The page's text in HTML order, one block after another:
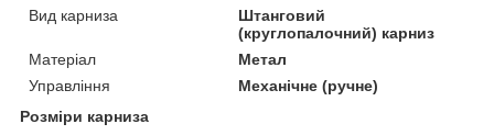
Вид карниза
Штанговий
(круглопалочний) карниз
Матеріал
Метал
Управління
Механічне (ручне)
Розміри карниза